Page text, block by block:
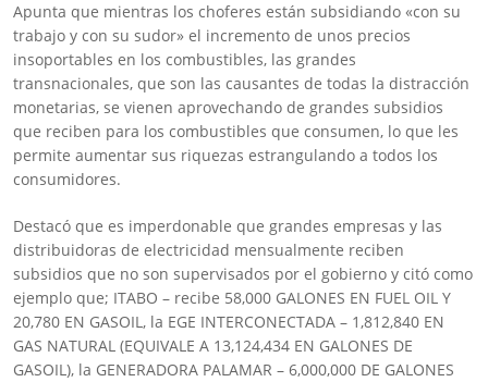
Apunta que mientras los choferes están subsidiando «con su
trabajo y con su sudor» el incremento de unos precios
insoportables en los combustibles, las grandes
transnacionales, que son las causantes de todas la distracción
monetarias, se vienen aprovechando de grandes subsidios
que reciben para los combustibles que consumen, lo que les
permite aumentar sus riquezas estrangulando a todos los
consumidores.
Destacó que es imperdonable que grandes empresas y las
distribuidoras de electricidad mensualmente reciben
subsidios que no son supervisados por el gobierno y citó como
ejemplo que; ITABO – recibe 58,000 GALONES EN FUEL OIL Y
20,780 EN GASOIL, la EGE INTERCONECTADA – 1,812,840 EN
GAS NATURAL (EQUIVALE A 13,124,434 EN GALONES DE
GASOIL), la GENERADORA PALAMAR – 6,000,000 DE GALONES